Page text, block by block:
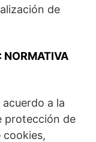
de
NORMATIVA
a la
protección de
cookies,